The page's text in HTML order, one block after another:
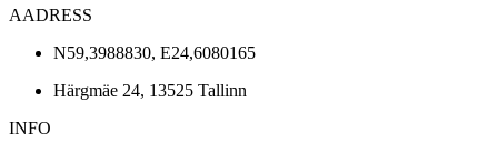
AADRESS
N59,3988830, E24,6080165
Härgmäe 24, 13525 Tallinn
INFO